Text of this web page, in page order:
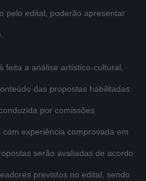
pelo edital, poderão apresentar
feita a análise artístico-cultural,
das propostas habilitadas
por comissões
experiência comprovada em
serão avaliadas de acordo
previstos no edital, sendo